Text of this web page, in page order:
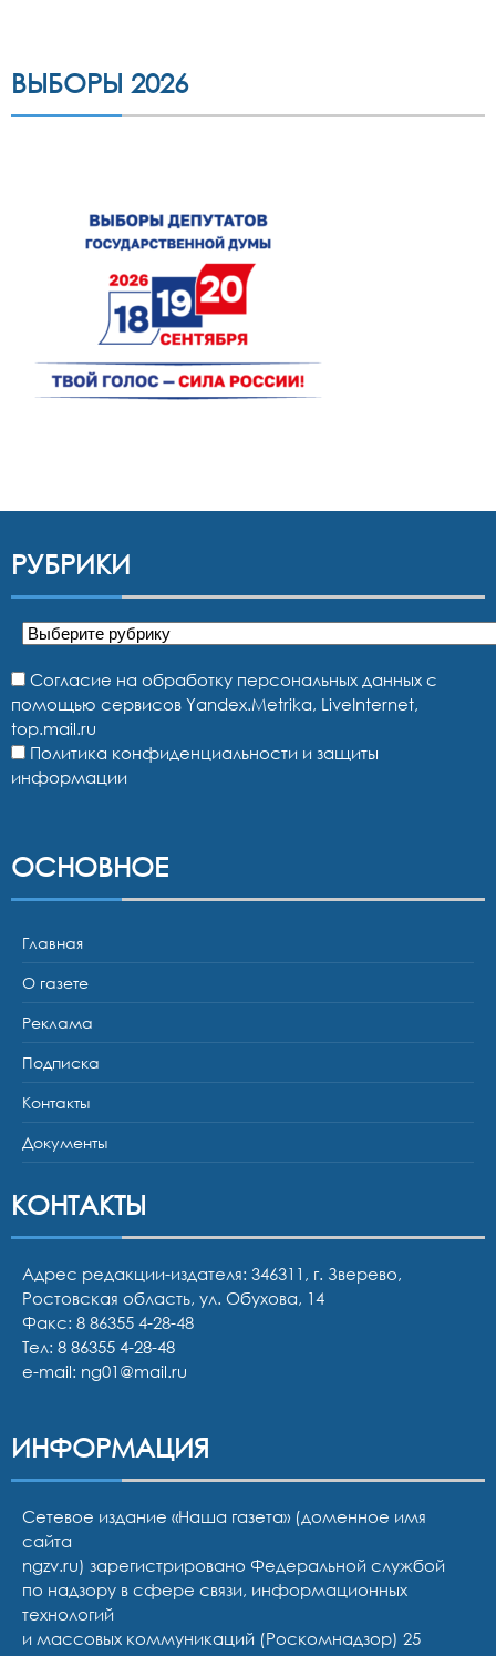
ВЫБОРЫ 2026
РУБРИКИ
Рубрики
Согласие на обработку персональных данных с
помощью сервисов Yandex.Metrika, LiveInternet,
top.mail.ru
Политика конфиденциальности и защиты
информации
ОСНОВНОЕ
Главная
О газете
Реклама
Подписка
Контакты
Документы
КОНТАКТЫ
Адрес редакции-издателя: 346311, г. Зверево,
Ростовская область, ул. Обухова, 14
Факс: 8 86355 4-28-48
Тел: 8 86355 4-28-48
e-mail: ng01@mail.ru
ИНФОРМАЦИЯ
Сетевое издание «Наша газета» (доменное имя
сайта
ngzv.ru) зарегистрировано Федеральной службой
по надзору в сфере связи, информационных
технологий
и массовых коммуникаций (Роскомнадзор) 25